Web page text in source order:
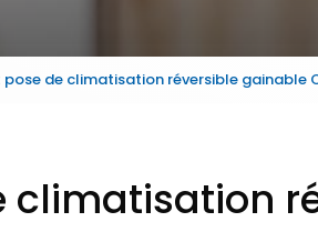
pose de climatisation réversible gainable
climatisation